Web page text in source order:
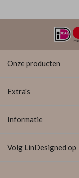
Onze producten
Extra's
Informatie
Volg LinDesigned op